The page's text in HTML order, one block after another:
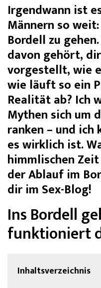
Irgendwann ist
Männern so
Bordell zu
davon gehört,
vorgestellt, wie
wie läuft so ein
Realität ab? Ich
Mythen sich um
ranken – und ich
es wirklich ist.
himmlischen
der Ablauf im
dir im Sex-Blog!
Ins Bordell
funktioniert
Inhaltsverzeichnis